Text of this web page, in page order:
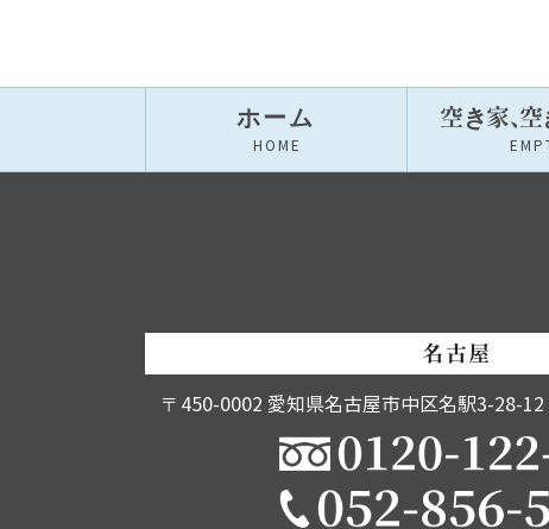
ホーム
HOME
空き家、空
名古屋
〒450-0002 愛知県名古屋市中区名駅3-28-12